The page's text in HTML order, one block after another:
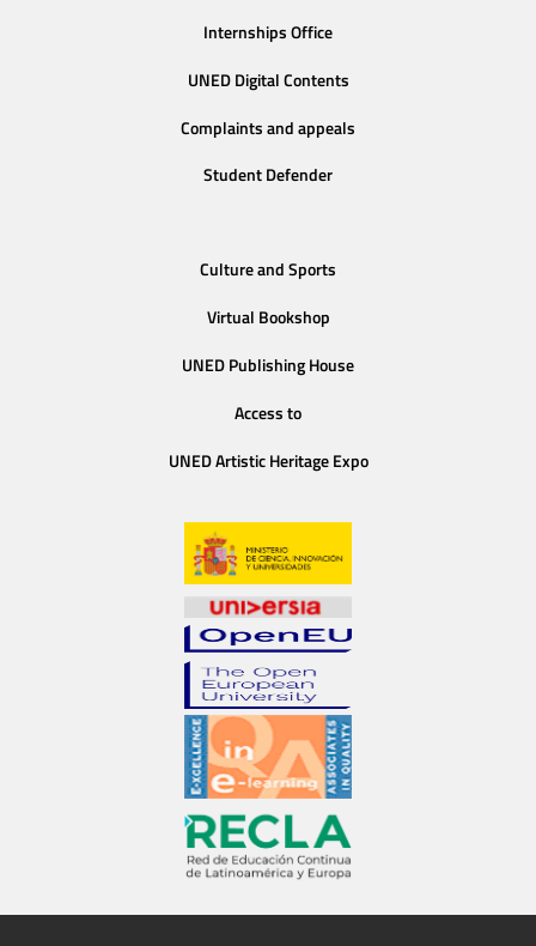
Internships Office
UNED Digital Contents
Complaints and appeals
Student Defender
Culture and Sports
Virtual Bookshop
UNED Publishing House
Access to
UNED Artistic Heritage Expo